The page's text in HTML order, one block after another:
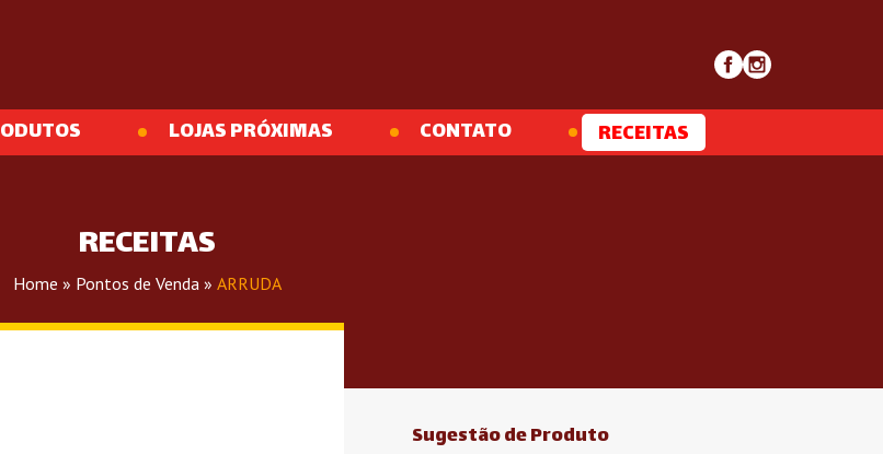
LOJAS PRÓXIMAS CONTATO RECEITAS
RECEITAS
Home » Pontos de Venda » ARRUDA
Sugestão de Produto